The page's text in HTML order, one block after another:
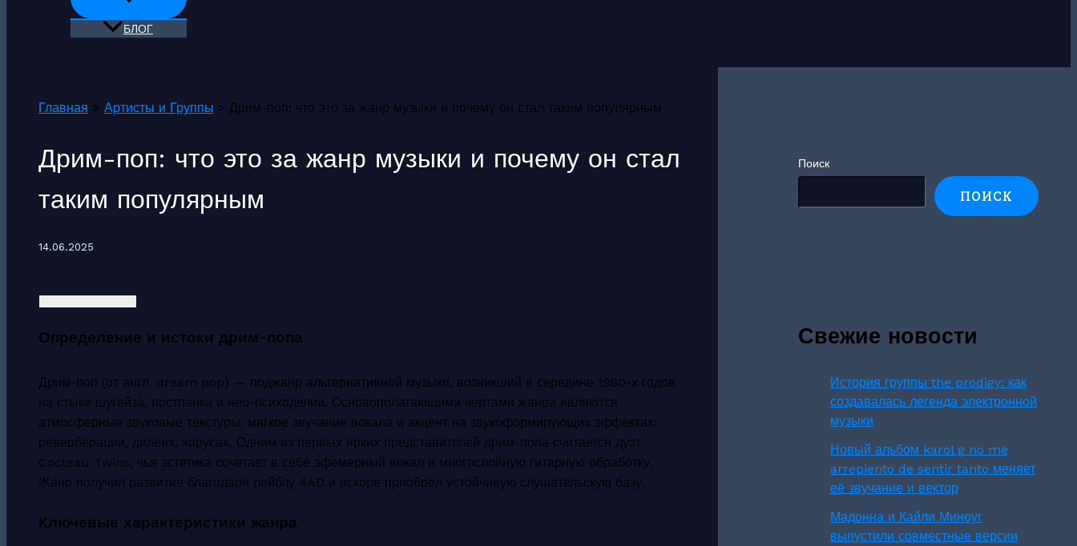
БЛОГ
Главная Артисты и Группы Дрим-поп: что это за жанр музыки и почему он стал таким популярным
Дрим-поп: что это за жанр музыки и почему он стал
таким популярным
14.06.2025
Определение и истоки дрим-попа
Дрим-поп (от англ. dream pop) — поджанр альтернативной музыки, возникший в середине 1980-х годов
на стыке шугейза, постпанка и нео-психоделии. Основополагающими чертами жанра являются
атмосферные звуковые текстуры, мягкое звучание вокала и акцент на звукоформирующих эффектах:
реверберации, дилеях, хорусах. Одним из первых ярких представителей дрим-попа считается дуэт
Cocteau Twins, чья эстетика сочетает в себе эфемерный вокал и многослойную гитарную обработку.
Жанр получил развитие благодаря лейблу 4AD и вскоре приобрёл устойчивую слушательскую базу.
Ключевые характеристики жанра
Поиск
ПОИСК
Свежие новости
История группы the prodigy: как
создавалась легенда электронной
музыки
Новый альбом karol g no me
arrepiento de sentir tanto меняет
её звучание и вектор
Мадонна и Кайли Миноуг
выпустили совместные версии